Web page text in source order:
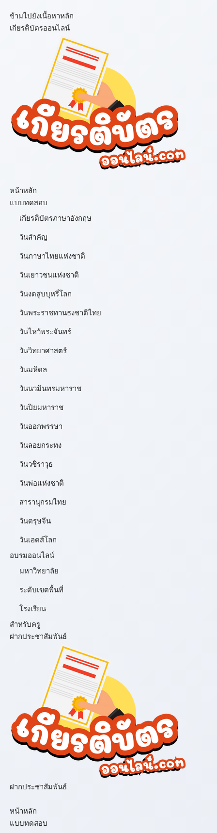
ข้ามไปยังเนื้อหาหลัก
เกียรติบัตรออนไลน์
หน้าหลัก
แบบทดสอบ
เกียรติบัตรภาษาอังกฤษ
วันสำคัญ
วันภาษาไทยแห่งชาติ
วันเยาวชนแห่งชาติ
วันงดสูบบุหรี่โลก
วันพระราชทานธงชาติไทย
วันไหว้พระจันทร์​
วันวิทยาศาสตร์
วันมหิดล
วันนวมินทรมหาราช
วันปิยมหาราช
วันออกพรรษา
วันลอยกระทง
วันวชิราวุธ
วันพ่อแห่งชาติ
สารานุกรมไทย
วันตรุษจีน
วันเอดส์โลก
อบรมออนไลน์
มหาวิทยาลัย
ระดับเขตพื้นที่
โรงเรียน
สำหรับครู
ฝากประชาสัมพันธ์
ฝากประชาสัมพันธ์
หน้าหลัก
แบบทดสอบ